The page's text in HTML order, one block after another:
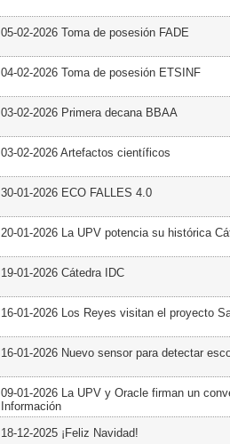
05-02-2026 Toma de posesión FADE
04-02-2026 Toma de posesión ETSINF
03-02-2026 Primera decana BBAA
03-02-2026 Artefactos científicos
30-01-2026 ECO FALLES 4.0
20-01-2026 La UPV potencia su histórica
19-01-2026 Cátedra IDC
16-01-2026 Los Reyes visitan el proyecto
16-01-2026 Nuevo sensor para detectar
09-01-2026 La UPV y Oracle firman un
Información
18-12-2025 ¡Feliz Navidad!